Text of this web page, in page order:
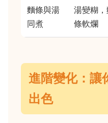
麵條與湯
同煮
湯變糊
條軟爛
進階變化：讓
出色